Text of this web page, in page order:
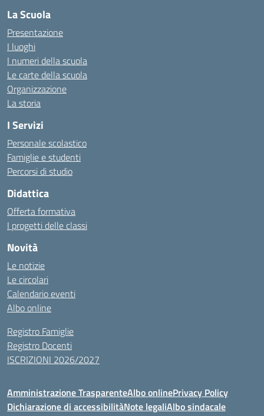
La Scuola
Presentazione
I luoghi
I numeri della scuola
Le carte della scuola
Organizzazione
La storia
I Servizi
Personale scolastico
Famiglie e studenti
Percorsi di studio
Didattica
Offerta formativa
I progetti delle classi
Novità
Le notizie
Le circolari
Calendario eventi
Albo online
Registro Famiglie
Registro Docenti
ISCRIZIONI 2026/2027
Amministrazione TrasparenteAlbo onlinePrivacy Policy
Dichiarazione di accessibilitàNote legaliAlbo sindacale